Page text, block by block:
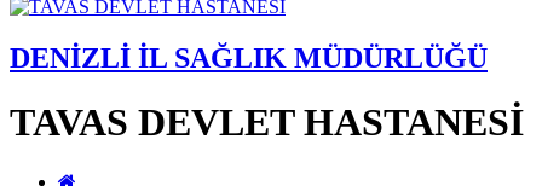
DENİZLİ İL SAĞLIK MÜDÜRLÜĞÜ
TAVAS DEVLET HASTANESİ